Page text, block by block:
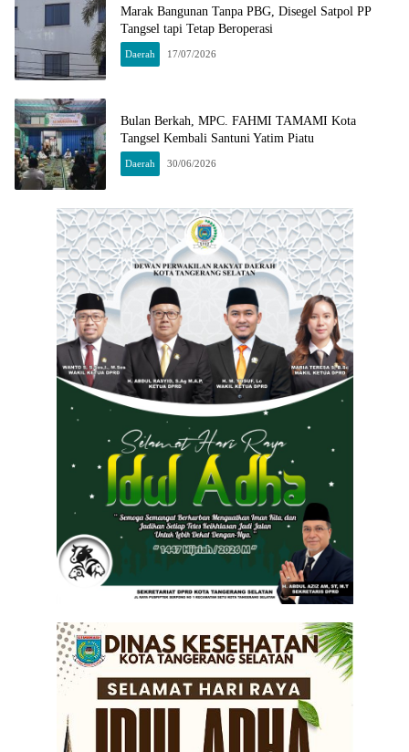
Marak Bangunan Tanpa PBG, Disegel Satpol PP
Tangsel tapi Tetap Beroperasi
Daerah 17/07/2026
Bulan Berkah, MPC. FAHMI TAMAMI Kota
Tangsel Kembali Santuni Yatim Piatu
Daerah 30/06/2026